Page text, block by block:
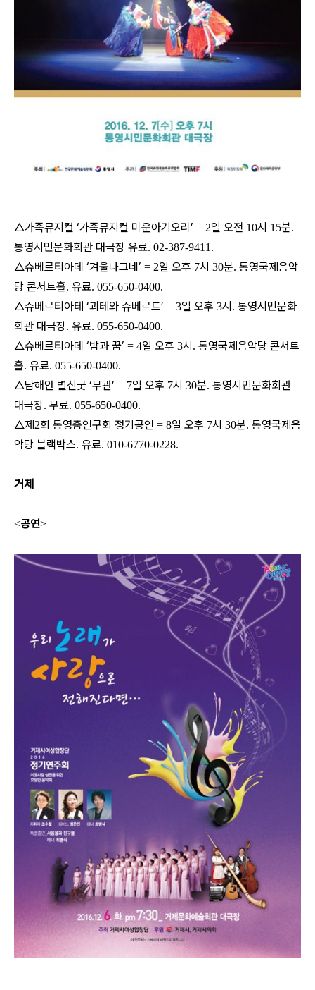
△가족뮤지컬 ‘가족뮤지컬 미운아기오리’ = 2일 오전 10시 15분.
통영시민문화회관 대극장 유료. 02-387-9411.
△슈베르티아데 ‘겨울나그네’ = 2일 오후 7시 30분. 통영국제음악
당 콘서트홀. 유료. 055-650-0400.
△슈베르티아테 ‘괴테와 슈베르트’ = 3일 오후 3시 . 통영시민문화
회관 대극장. 유료. 055-650-0400.
△슈베르티아데 ‘밤과 꿈’ = 4일 오후 3시 . 통영국제음악당 콘서트
홀. 유료. 055-650-0400.
△남해안 별신굿 ‘무관’ = 7일 오후 7시 30분. 통영시민문화회관
대극장. 무료. 055-650-0400.
△제 2회 통영춤연구회 정기공연 = 8일 오후 7시 30분. 통영국제음
악당 블랙박스. 유료. 010-6770-0228.
거제
<공연>